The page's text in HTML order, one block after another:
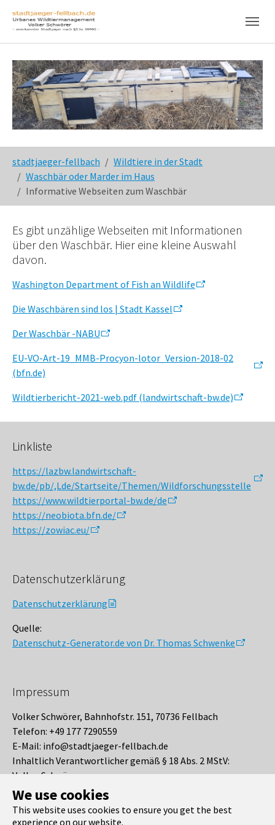
We use cookies
This website uses cookies to ensure you get the best
experience on our website.
stadtjaeger-fellbach
Wildtiere in der Stadt
Waschbär oder Marder im Haus
Informative Webseiten zum Waschbär
Es gibt unzählige Webseiten mit Informationen
über den Waschbär. Hier eine kleine Auswahl
davon.
Washington Department of Fish an Wildlife
Die Waschbären sind los | Stadt Kassel
Der Waschbär -NABU
EU-VO-Art-19_MMB-Procyon-lotor_Version-2018-02
(bfn.de)
Wildtierbericht-2021-web.pdf (landwirtschaft-bw.de)
Linkliste
https://lazbw.landwirtschaft-
bw.de/pb/,Lde/Startseite/Themen/Wildforschungsstelle
https://www.wildtierportal-bw.de/de
https://neobiota.bfn.de/
https://zowiac.eu/
Datenschutzerklärung
Datenschutzerklärung
Quelle:
Datenschutz-Generator.de von Dr. Thomas Schwenke
Impressum
Volker Schwörer, Bahnhofstr. 151, 70736 Fellbach
Telefon: +49 177 7290559
E-Mail: info@stadtjaeger-fellbach.de
Inhaltlich Verantwortlicher gemäß § 18 Abs. 2 MStV:
Volker Schwörer
Quelle:https://www.muster-impressum.de